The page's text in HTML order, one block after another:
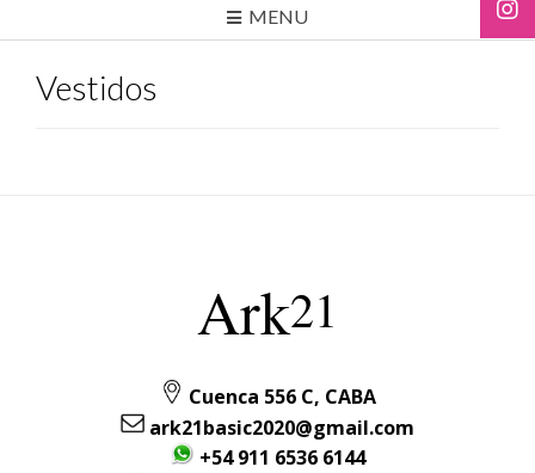
MENU
Vestidos
Ark21
Cuenca 556 C, CABA
ark21basic2020@gmail.com
+54 911 6536 6144